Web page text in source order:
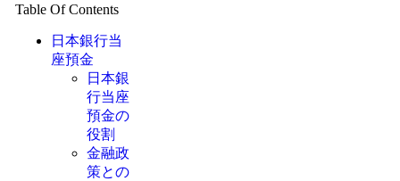
Table Of Contents
日本銀行当
座預金
日本銀
行当座
預金の
役割
金融政
策との